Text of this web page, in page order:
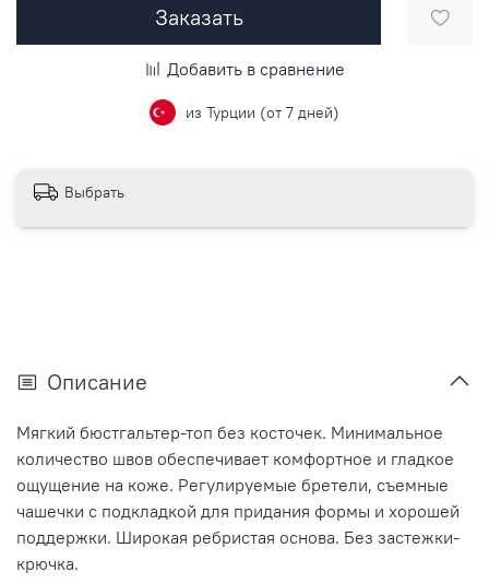
Заказать
Добавить в сравнение
из Турции (от 7 дней)
Выбрать
Описание
Мягкий бюстгальтер-топ без косточек. Минимальное
количество швов обеспечивает комфортное и гладкое
ощущение на коже. Регулируемые бретели, съемные
чашечки с подкладкой для придания формы и хорошей
поддержки. Широкая ребристая основа. Без застежки-
крючка.